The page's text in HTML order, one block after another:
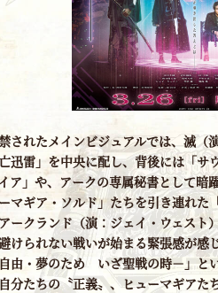
されたメインビジュアルでは、滅（
迅雷」を中央に配し、背後には「サ
ア」や、アークの専属秘書として暗
マギア・ソルド」たちを引き連れた
ークランド（演：ジェイ・ウェスト
けられない戦いが始まる緊張感が感
自由・夢のため いざ聖戦の時－」と
分たちの〝正義〟、ヒューマギア